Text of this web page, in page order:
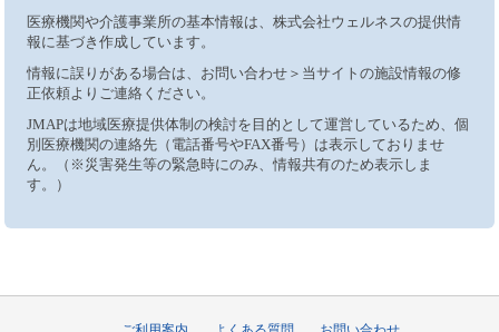
医療機関や介護事業所の基本情報は、株式会社ウェルネスの提供情
報に基づき作成しています。
情報に誤りがある場合は、お問い合わせ＞当サイトの施設情報の修
正依頼よりご連絡ください。
JMAPは地域医療提供体制の検討を目的として運営しているため、個
別医療機関の連絡先（電話番号やFAX番号）は表示しておりませ
ん。（※災害発生等の緊急時にのみ、情報共有のため表示しま
す。）